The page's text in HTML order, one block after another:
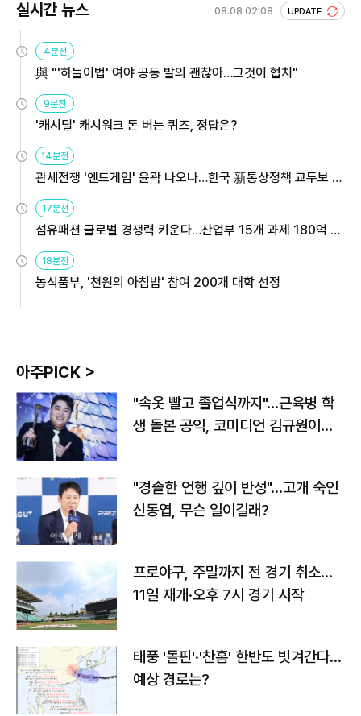
실시간 뉴스 08.08 02:08 UPDATE
4분전
與 "'하늘이법' 여야 공동 발의 괜찮아…그것이 협치"
9분전
'캐시딜' 캐시워크 돈 버는 퀴즈, 정답은?
14분전
관세전쟁 '엔드게임' 윤곽 나오나…한국 新통상정책 교두보 활
용해야
17분전
섬유패션 글로벌 경쟁력 키운다…산업부 15개 과제 180억 지
원
18분전
농식품부, '천원의 아침밥' 참여 200개 대학 선정
아주PICK >
"속옷 빨고 졸업식까지"…근육병 학
생 돌본 공익, 코미디언 김규원이었
"경솔한 언행 깊이 반성"…고개 숙인
신동엽, 무슨 일이길래?
프로야구, 주말까지 전 경기 취소…
11일 재개·오후 7시 경기 시작
태풍 '돌핀'·'찬홈' 한반도 빗겨간다…
예상 경로는?